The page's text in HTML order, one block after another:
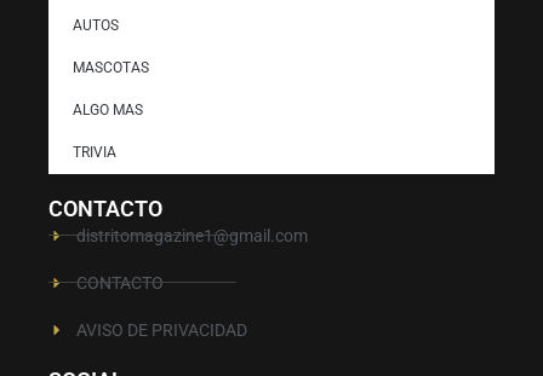
AUTOS
MASCOTAS
ALGO MAS
TRIVIA
CONTACTO
distritomagazine1@gmail.com
CONTACTO
AVISO DE PRIVACIDAD